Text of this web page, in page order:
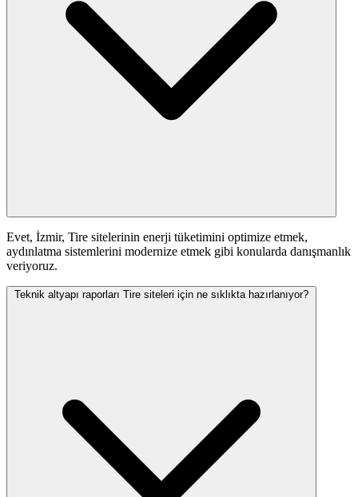
Evet, İzmir, Tire sitelerinin enerji tüketimini optimize etmek,
aydınlatma sistemlerini modernize etmek gibi konularda danışmanlık
veriyoruz.
Teknik altyapı raporları Tire siteleri için ne sıklıkta hazırlanıyor?